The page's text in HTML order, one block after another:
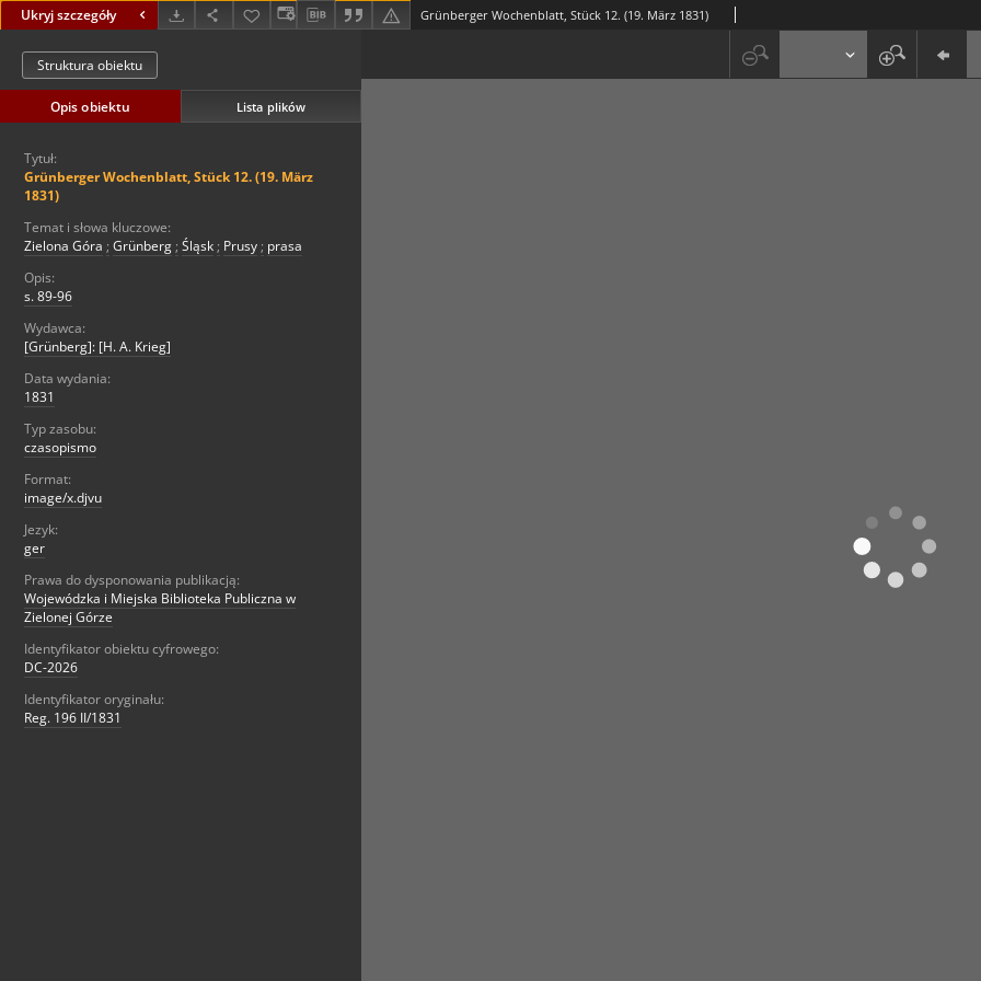
Ukryj szczegóły Grünberger Wochenblatt, Stück 12. (19. März 1831)
Struktura obiektu
Opis obiektu Lista plików
Tytuł:
Grünberger Wochenblatt, Stück 12. (19. März
1831)
Temat i słowa kluczowe:
Zielona Góra ; Grünberg ; Śląsk ; Prusy ; prasa
Opis:
s. 89-96
Wydawca:
[Grünberg]: [H. A. Krieg]
Data wydania:
1831
Typ zasobu:
czasopismo
Format:
image/x.djvu
Jezyk:
ger
Prawa do dysponowania publikacją:
Wojewódzka i Miejska Biblioteka Publiczna w
Zielonej Górze
Identyfikator obiektu cyfrowego:
DC-2026
Identyfikator oryginału:
Reg. 196 II/1831